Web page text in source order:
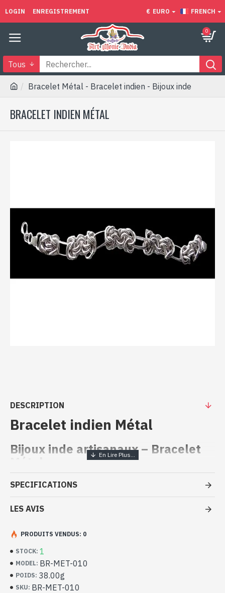
LOGIN ENREGISTREMENT € EURO FRENCH
0
Tous
Bracelet Métal - Bracelet indien - Bijoux inde
BRACELET INDIEN MÉTAL
DESCRIPTION
Bracelet indien Métal
Bijoux inde artisanaux – Bracelet
Métal
- Bracelet en Métal
- Fermoir : Mousqueton métallique
- Composé d'anneaux entrelacés
- Largeur du bracelet : 1cm approx
- Livré avec un petit sac artisanal
Bracelet indien en Métal (BR-MET-
010)
SPECIFICATIONS
LES AVIS
STOCK: 1
MODEL: BR-MET-010
POIDS: 38.00g
SKU: BR-MET-010
PRODUITS VENDUS: 0